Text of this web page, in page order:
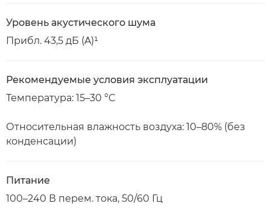
Уровень акустического шума
Прибл. 43,5 дБ (A)¹
Рекомендуемые условия эксплуатации
Температура: 15–30 °C
Относительная влажность воздуха: 10–80% (без
конденсации)
Питание
100–240 В перем. тока, 50/60 Гц